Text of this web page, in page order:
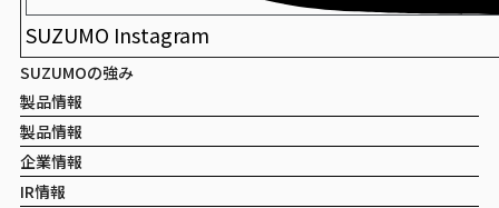
SUZUMO Instagram
SUZUMOの強み
製品情報
製品情報
企業情報
IR情報